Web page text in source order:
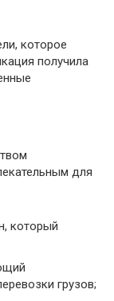
которое
получила
для
который
грузов;